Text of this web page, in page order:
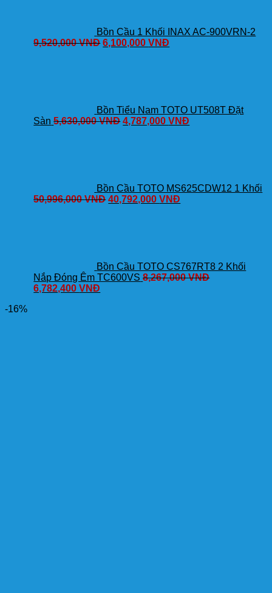
Bồn Cầu 1 Khối INAX AC-900VRN-2
9,520,000VNĐ 6,100,000VNĐ
Bồn Tiểu Nam TOTO UT508T Đặt
Sàn 5,630,000VNĐ 4,787,000VNĐ
Bồn Cầu TOTO MS625CDW12 1 Khối
50,996,000VNĐ 40,792,000VNĐ
Bồn Cầu TOTO CS767RT8 2 Khối
Nắp Đóng Êm TC600VS 8,267,000VNĐ
6,782,400VNĐ
-16%